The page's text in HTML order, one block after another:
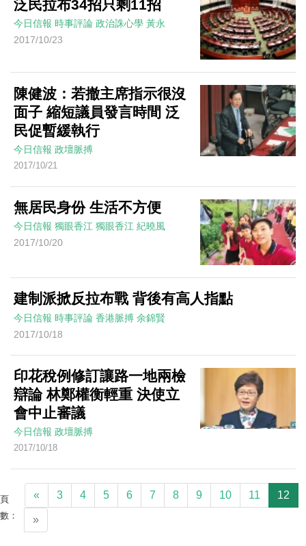
泛民拉布34招只剩11招
今日信報 時事評論 政治誅心學 黃永
2017/10/23
陳健波：若撤主席指示很沒
面子 縮短議員發言時間 泛
民促暫緩執行
今日信報 政壇脈搏
2017/10/21
無居民身份 生活不方便
今日信報 獨眼香江 獨眼香江 紀曉風
2017/10/20
建制派掀反拉布戰 背後有高人指點
今日信報 時事評論 香港脈搏 余錦賢
2017/10/18
印花稅例修訂讓路一地兩檢
辯論 林鄭權衡輕重 決使立
會中止審議
今日信報 政壇脈搏
2017/10/18
頁
數：
« 3 4 5 6 7 8 9 10 11 12
»